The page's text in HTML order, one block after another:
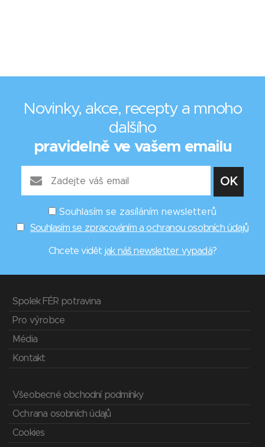
Novinky, akce, recepty a mnoho
dalšího
pravidelně ve vašem emailu
Souhlasím se zasíláním newsletterů
Souhlasím se zpracováním a ochranou osobních údajů
Chcete vidět jak náš newsletter vypadá?
Spolek FÉR potravina
Pro výrobce
Média
Kontakt
Všeobecné obchodní podmínky
Ochrana osobních údajů
Cookies